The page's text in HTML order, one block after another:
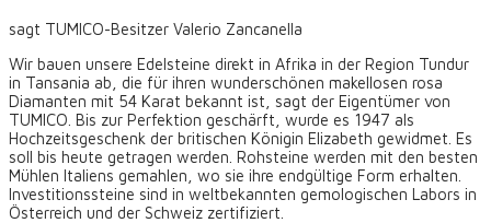
sagt TUMICO-Besitzer Valerio Zancanella
Wir bauen unsere Edelsteine ​​direkt in Afrika in der Region Tundur
in Tansania ab, die für ihren wunderschönen makellosen rosa
Diamanten mit 54 Karat bekannt ist, sagt der Eigentümer von
TUMICO. Bis zur Perfektion geschärft, wurde es 1947 als
Hochzeitsgeschenk der britischen Königin Elizabeth gewidmet. Es
soll bis heute getragen werden. Rohsteine ​​werden mit den besten
Mühlen Italiens gemahlen, wo sie ihre endgültige Form erhalten.
Investitionssteine ​​sind in weltbekannten gemologischen Labors in
Österreich und der Schweiz zertifiziert.